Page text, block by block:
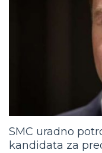
SMC uradno
kandidata za